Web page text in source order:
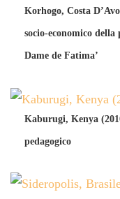
Korhogo, Costa
socio-economico della
Dame de Fatima’
Kaburugi, Kenya
pedagogico